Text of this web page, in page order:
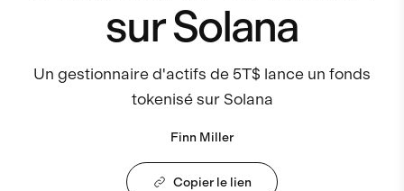
sur Solana
Un gestionnaire d'actifs de 5T$ lance un fonds
tokenisé sur Solana
Finn Miller
Copier le lien